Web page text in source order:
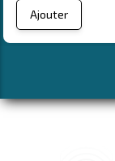
Ajouter